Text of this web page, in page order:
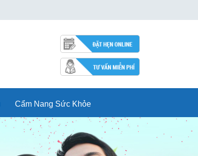
Cẩm Nang Sức Khỏe